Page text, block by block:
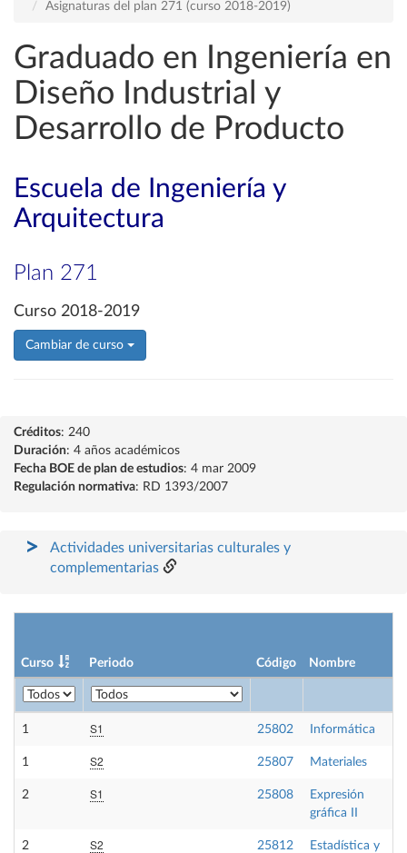
Asignaturas del plan 271 (curso 2018-2019)
Graduado en Ingeniería en
Diseño Industrial y
Desarrollo de Producto
Escuela de Ingeniería y
Arquitectura
Plan 271
Curso 2018-2019
Cambiar de curso
Créditos: 240
Duración: 4 años académicos
Fecha BOE de plan de estudios: 4 mar 2009
Regulación normativa: RD 1393/2007
Actividades universitarias culturales y
complementarias
Curso Periodo Código Nombre
1 S1 25802 Informática
1 S2 25807 Materiales
2 S1 25808
Expresión
gráfica II
2 S2 25812
Estadística y